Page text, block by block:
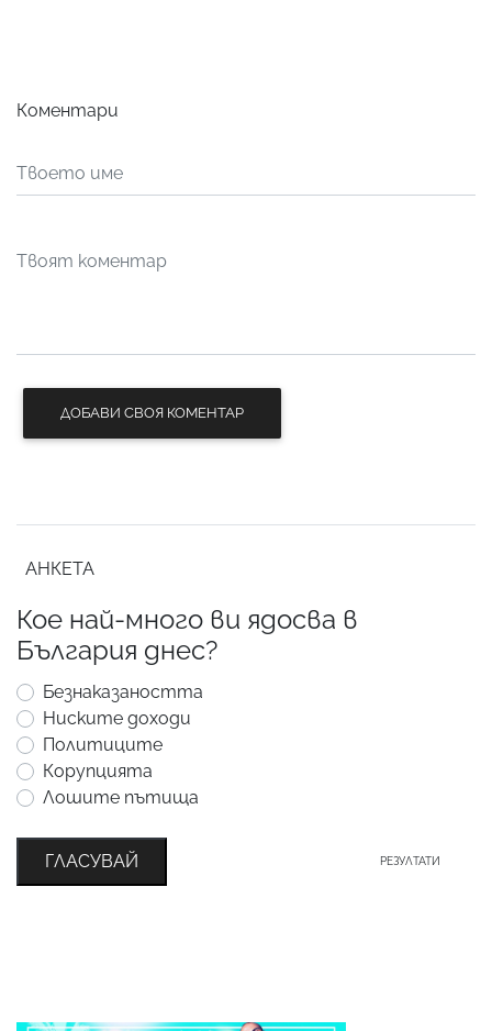
Коментари
ДОБАВИ СВОЯ КОМЕНТАР
АНКЕТА
Кое най-много ви ядосва в
България днес?
Безнаказаността
Ниските доходи
Политиците
Корупцията
Лошите пътища
ГЛАСУВАЙ РЕЗУЛТАТИ